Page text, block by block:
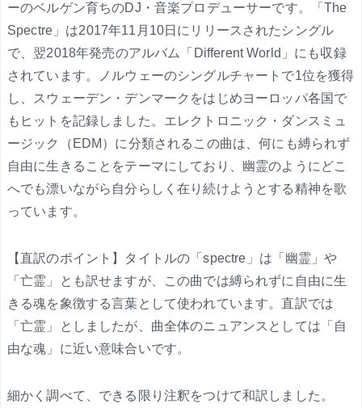
ーのベルゲン育ちのDJ・音楽プロデューサーです。「The
Spectre」は2017年11月10日にリリースされたシングル
で、翌2018年発売のアルバム「Different World」にも収録
されています。ノルウェーのシングルチャートで1位を獲得
し、スウェーデン・デンマークをはじめヨーロッパ各国で
もヒットを記録しました。エレクトロニック・ダンスミュ
ージック（EDM）に分類されるこの曲は、何にも縛られず
自由に生きることをテーマにしており、幽霊のようにどこ
へでも漂いながら自分らしく在り続けようとする精神を歌
っています。
【直訳のポイント】タイトルの「spectre」は「幽霊」や
「亡霊」とも訳せますが、この曲では縛られずに自由に生
きる魂を象徴する言葉として使われています。直訳では
「亡霊」としましたが、曲全体のニュアンスとしては「自
由な魂」に近い意味合いです。
細かく調べて、できる限り注釈をつけて和訳しました。